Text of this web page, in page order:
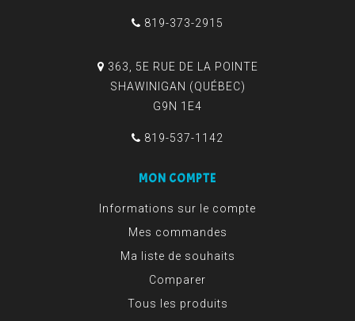
819-373-2915
363, 5E RUE DE LA POINTE
SHAWINIGAN (QUÉBEC)
G9N 1E4
819-537-1142
MON COMPTE
Informations sur le compte
Mes commandes
Ma liste de souhaits
Comparer
Tous les produits